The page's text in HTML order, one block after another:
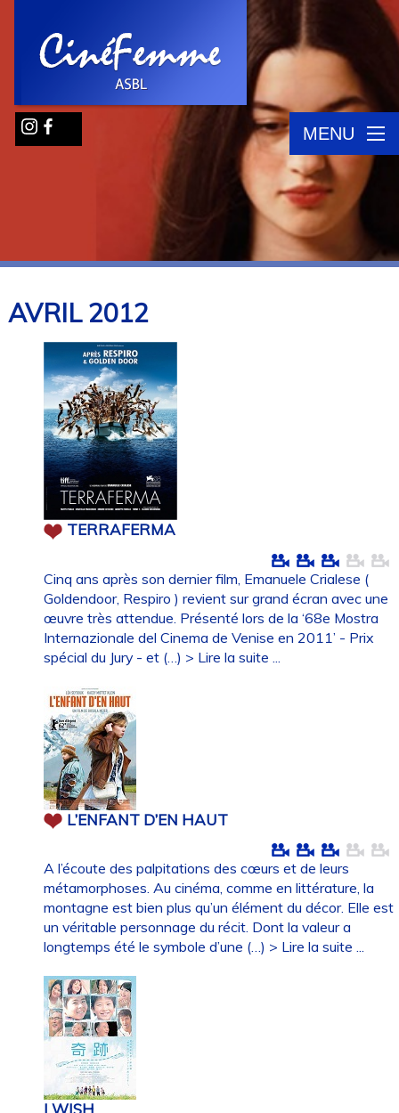
MENU
AVRIL2012
TERRAFERMA
Cinq ans après son dernier film, Emanuele Crialese (
Goldendoor, Respiro ) revient sur grand écran avec une
œuvre très attendue. Présenté lors de la ‘68e Mostra
Internazionale del Cinema de Venise en 2011’ - Prix
spécial du Jury - et (…) > Lire la suite ...
L’ENFANT D’EN HAUT
A l’écoute des palpitations des cœurs et de leurs
métamorphoses. Au cinéma, comme en littérature, la
montagne est bien plus qu’un élément du décor. Elle est
un véritable personnage du récit. Dont la valeur a
longtemps été le symbole d’une (…) > Lire la suite ...
I WISH